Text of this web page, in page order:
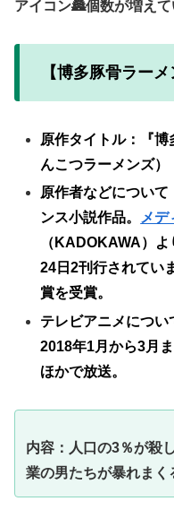
アイコン🏯個数が増え
【博多豚骨ラー
原作タイトル：『
んこつラーメンズ）
原作者などについて
ンス小説作品。
メデ
（KADOKAWA）
24日2刊行されてい
賞を受賞。
テレビアニメにつ
2018年1月から3月ま
ほかで放送。
内容：人口の3％が殺
業の男たちが暴れまく